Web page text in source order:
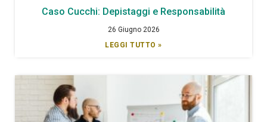
Caso Cucchi: Depistaggi e Responsabilità
26 Giugno 2026
LEGGI TUTTO »